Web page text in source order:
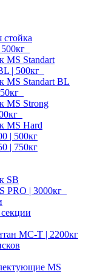
MS Standart
| 500кг
MS Standart BL
MS Strong
MS Hard
| 500кг
| 750кг
SB
PRO | 3000кг
МС-Т | 2200кг
MS